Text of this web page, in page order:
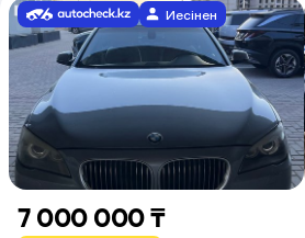
Иесінен
7 000 000 ₸